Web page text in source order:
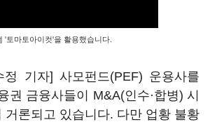
'토마토아이컷'을 활용했습니다.
정 기자] 사모펀드(PEF) 운용사를
권 금융사들이 M&A(인수·합병) 시
거론되고 있습니다. 다만 업황 불황